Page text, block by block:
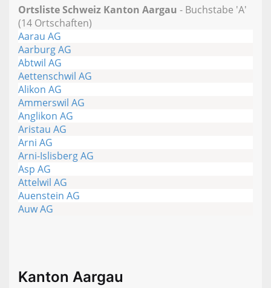
Ortsliste Schweiz Kanton Aargau - Buchstabe 'A'
(14 Ortschaften)
Aarau AG
Aarburg AG
Abtwil AG
Aettenschwil AG
Alikon AG
Ammerswil AG
Anglikon AG
Aristau AG
Arni AG
Arni-Islisberg AG
Asp AG
Attelwil AG
Auenstein AG
Auw AG
Kanton Aargau